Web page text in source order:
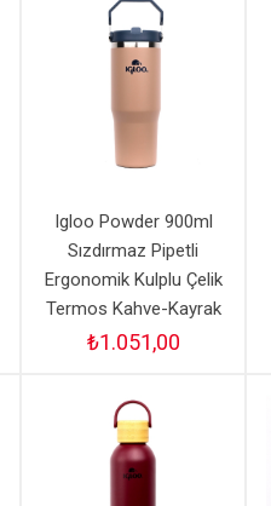
Igloo Powder 900ml
Sızdırmaz Pipetli
Ergonomik Kulplu Çelik
Termos Kahve-Kayrak
₺1.051,00